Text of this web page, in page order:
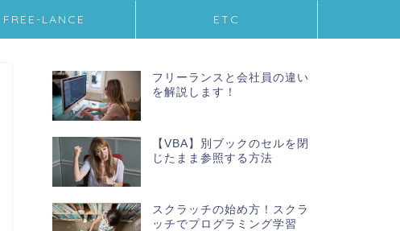
FREE-LANCE ETC
フリーランスと会社員の違い
を解説します！
【VBA】別ブックのセルを閉
じたまま参照する方法
スクラッチの始め方！スクラ
ッチでプログラミング学習